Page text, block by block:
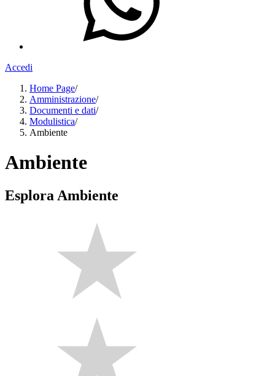
Accedi
Home Page/
Amministrazione/
Documenti e dati/
Modulistica/
Ambiente
Ambiente
Esplora Ambiente